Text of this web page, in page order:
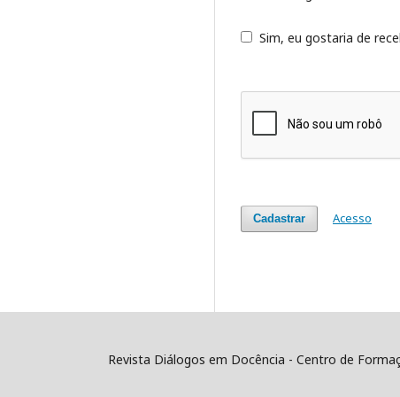
Sim, eu gostaria de
Cadastrar Acesso
Revista Diálogos em Docência - Centro de